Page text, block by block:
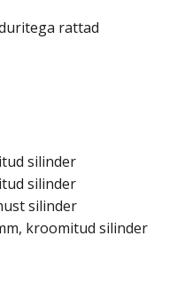
rattad
silinder
silinder
silinder
kroomitud silinder